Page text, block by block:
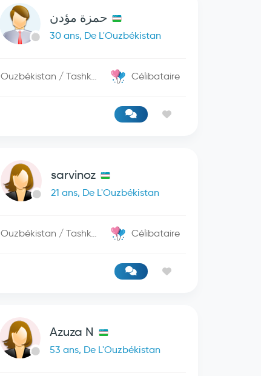
حمزة مؤدن
30 ans, De L'Ouzbékistan
Ouzbékistan / Tashkent Célibataire
sarvinoz
21 ans, De L'Ouzbékistan
Ouzbékistan / Tashkent Célibataire
Azuza N
53 ans, De L'Ouzbékistan